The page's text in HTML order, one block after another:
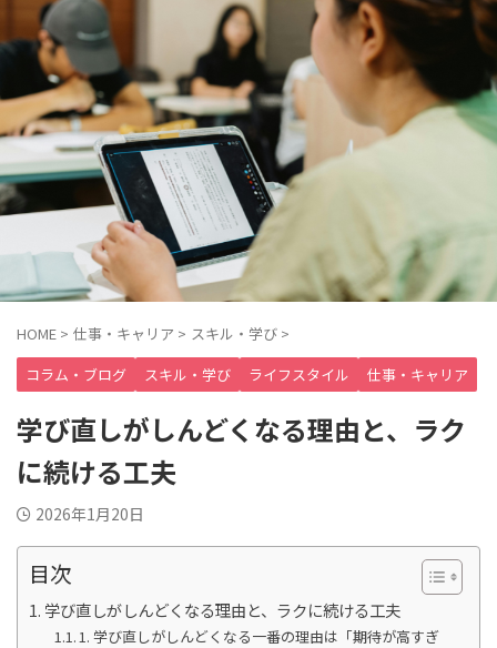
HOME > 仕事・キャリア > スキル・学び >
コラム・ブログ
スキル・学び ライフスタイル 仕事・キャリア
学び直しがしんどくなる理由と、ラク
に続ける工夫
2026年1月20日
目次
学び直しがしんどくなる理由と、ラクに続ける工夫
1. 学び直しがしんどくなる一番の理由は「期待が高すぎ